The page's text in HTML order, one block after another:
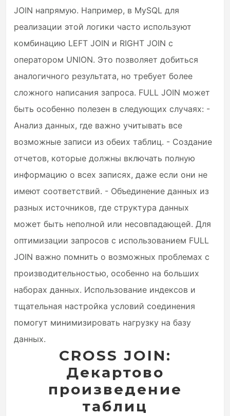
JOIN напрямую. Например, в MySQL для
реализации этой логики часто используют
комбинацию LEFT JOIN и RIGHT JOIN с
оператором UNION. Это позволяет добиться
аналогичного результата, но требует более
сложного написания запроса. FULL JOIN может
быть особенно полезен в следующих случаях: -
Анализ данных, где важно учитывать все
возможные записи из обеих таблиц. - Создание
отчетов, которые должны включать полную
информацию о всех записях, даже если они не
имеют соответствий. - Объединение данных из
разных источников, где структура данных
может быть неполной или несовпадающей. Для
оптимизации запросов с использованием FULL
JOIN важно помнить о возможных проблемах с
производительностью, особенно на больших
наборах данных. Использование индексов и
тщательная настройка условий соединения
помогут минимизировать нагрузку на базу
данных.
CROSS JOIN:
Декартово
произведение
таблиц